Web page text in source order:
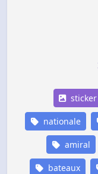
sticker
nationale
amiral
bateaux